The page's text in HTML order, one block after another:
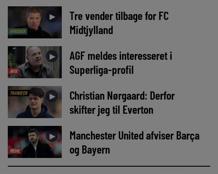
NYHEDER
►
Tre vender tilbage for FC
Midtjylland
AVIS
►
AGF meldes interesseret i
Superliga-profil
TRANSFER ►
Christian Nørgaard: Derfor
skifter jeg til Everton
MEDIE
►
Manchester United afviser Barça
og Bayern